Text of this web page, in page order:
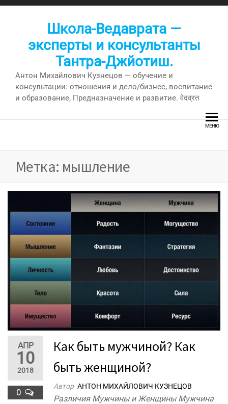
Перейти
Школа-Ведаврата —
эксперты и консультанты
Тантра-Джйотиш.
Антон Михайлович Кузнецов — обучение и
консультации: отношения и дело/бизнес, воспитание
и образование, Предназначение и развитие. वेदव्रत
МЕНЮ
Метка: мышление
АПР
10
2018
0
Как быть мужчиной? Как
быть женщиной?
Автор АНТОН МИХАЙЛОВИЧ КУЗНЕЦОВ
Различия Мужчины и Женщины Мужчина